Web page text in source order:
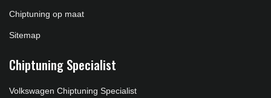
Chiptuning op maat
Sitemap
Chiptuning Specialist
Volkswagen Chiptuning Specialist